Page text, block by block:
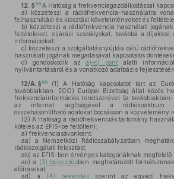
12. § 88 A Hatóság a frekvenciagazdálkodással
a) közzéteszi a rádiófrekvencia-használatra
felhasználási és kiosztási követelményeket és
b) közzéteszi a rádiófrekvencia használati
feltételeket, eljárási szabályokat, továbbá a díjakkal
információkat;
c) közzéteszi a szolgáltatásnyújtási célú
használati jogának megadásával kapcsolatos
d) gondoskodik aza)–c) pont alatti
nyilvántartásáról és a vonatkozó adatbázis
12/A. § 89 (1) A Hatóság kapcsolatot tart az
továbbiakban: ECO) Európai Bizottság által közös
frekvenciainformációs rendszerével (a továbbiakban:
az internet segítségével a rádióspektrum
összehasonlítható adatokat bocsásson a közvélemény
(2) A Hatóság a rádiófrekvenciás tartomány
köteles az EFIS-be feltölteni:
a) frekvenciasávonként:
aa) a Nemzetközi Rádiószabályzatban
rádiószolgálati felosztást,
ab) az EFIS-ben érvényes kategóriáknak megfelelő
ac) a (3) bekezdésben meghatározott
előírásokat,
ad) a (4) bekezdés szerint az egyedi